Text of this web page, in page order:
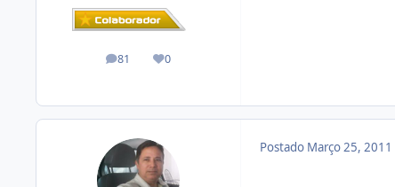
81
posts 0
Reputação
Postado Março 25, 2011